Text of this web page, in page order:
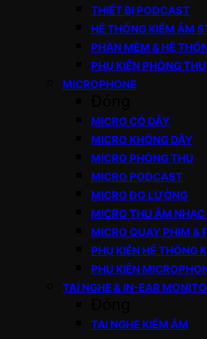
THIẾT BỊ PODCAST
HỆ THỐNG KIỂM ÂM
PHẦN MỀM & HỆ
PHỤ KIỆN PHÒNG THU
MICROPHONE
MICRO CÓ DÂY
MICRO KHÔNG DÂY
MICRO PHÒNG THU
MICRO PODCAST
MICRO ĐO LƯỜNG
MICRO THU ÂM NHẠC
MICRO QUAY PHIM &
PHỤ KIỆN HỆ THỐNG
PHỤ KIỆN
TAI NGHE & IN-EAR
TAI NGHE KIỂM ÂM